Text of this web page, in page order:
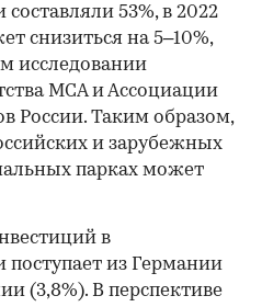
53%, в 2022
снизиться на 5–10%,
исследовании
MCA и Ассоциации
России. Таким образом,
и зарубежных
парках может
в
из Германии
(3,8%). В перспективе